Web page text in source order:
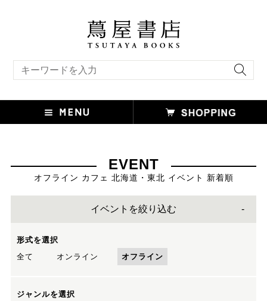
EVENT
オフライン カフェ 北海道・東北 イベント 新着順
イベントを絞り込む
形式を選択
全て
オンライン オフライン
ジャンルを選択